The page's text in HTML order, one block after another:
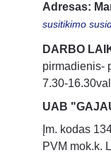
Adresas:
susitikimo
DARBO
pirmadienis-
7.30-
UAB
Įm. kodas
PVM mok.k.